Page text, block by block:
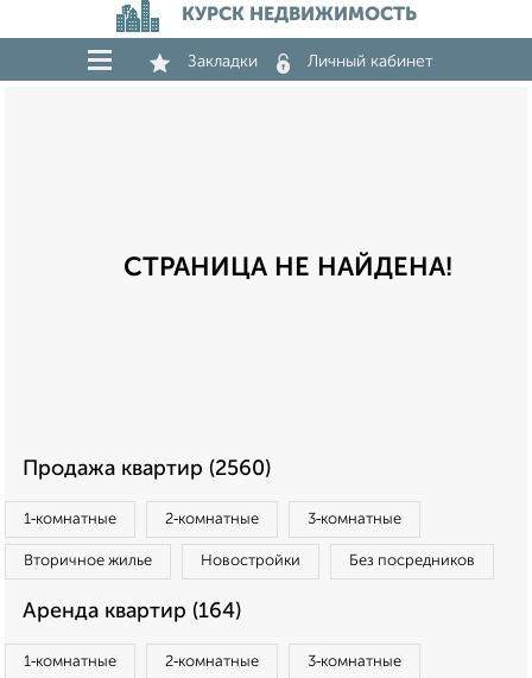
КУРСК НЕДВИЖИМОСТЬ
Закладки Личный кабинет
СТРАНИЦА НЕ НАЙДЕНА!
Продажа квартир (2560)
1‑комнатные 2‑комнатные 3‑комнатные
Вторичное жилье Новостройки Без посредников
Аренда квартир (164)
1‑комнатные 2‑комнатные 3‑комнатные